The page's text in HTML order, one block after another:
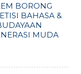
BORONG
BAHASA &
MUDA